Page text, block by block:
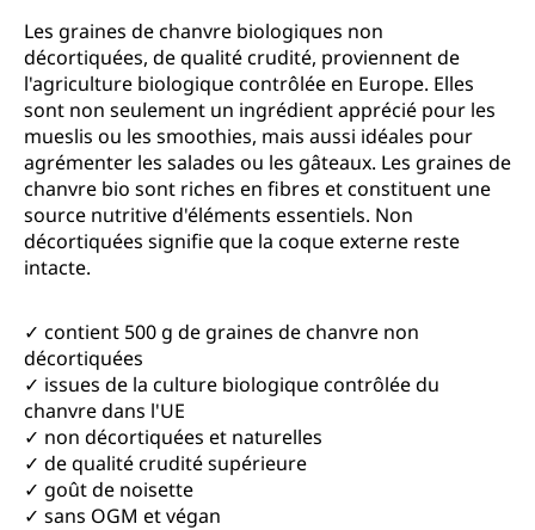
Les graines de chanvre biologiques non
décortiquées, de qualité crudité, proviennent de
l'agriculture biologique contrôlée en Europe. Elles
sont non seulement un ingrédient apprécié pour les
mueslis ou les smoothies, mais aussi idéales pour
agrémenter les salades ou les gâteaux. Les graines de
chanvre bio sont riches en fibres et constituent une
source nutritive d'éléments essentiels. Non
décortiquées signifie que la coque externe reste
intacte.
✓ contient 500 g de graines de chanvre non
décortiquées
✓ issues de la culture biologique contrôlée du
chanvre dans l'UE
✓ non décortiquées et naturelles
✓ de qualité crudité supérieure
✓ goût de noisette
✓ sans OGM et végan